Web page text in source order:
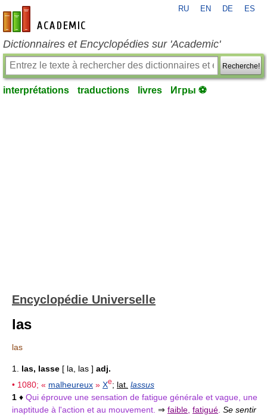
fr-academic.com
RU EN DE ES
Dictionnaires et Encyclopédies sur 'Academic'
Recherche!
interprétations traductions livres Игры ⚽
Encyclopédie Universelle
las
las
1. las, lasse [ la, las ] adj.
• 1080; « malheureux » Xe; lat. lassus
1 ♦ Qui éprouve une sensation de fatigue générale et vague, une
inaptitude à l'action et au mouvement. ⇒ faible fatigué Se sentir